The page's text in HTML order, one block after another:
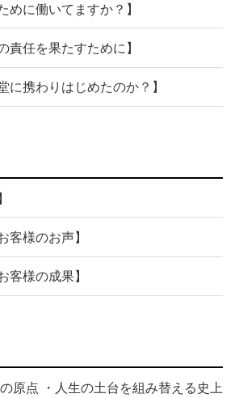
めに働いてますか？】
責任を果たすために】
に携わりはじめたのか？】
客様のお声】
客様の成果】
の原点 ・人生の土台を組み替える史上